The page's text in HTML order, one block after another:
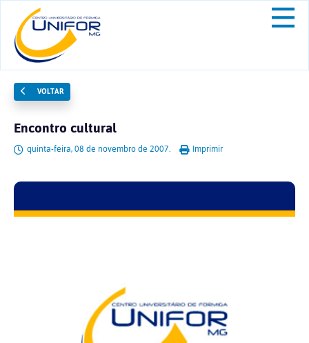
VOLTAR
Encontro cultural
quinta-feira, 08 de novembro de 2007. Imprimir